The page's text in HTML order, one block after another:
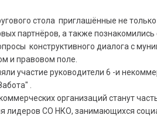
стола приглашённые не
партнёров, а также познакомились
конструктивного диалога с
и правовом поле.
участие руководители 6 -и
.
организаций станут
лидеров СО НКО, занимающихся